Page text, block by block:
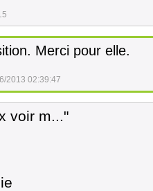
Merci pour elle.
2013 02:39:47
voir m..."